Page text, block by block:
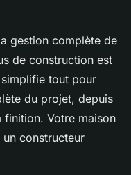
gestion complète de
de construction est
tout pour
du projet, depuis
finition. Votre maison
constructeur